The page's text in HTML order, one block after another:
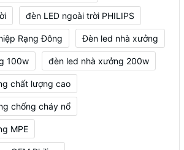
đèn LED ngoài trời PHILIPS
Rạng Đông Đèn led nhà xưởng
100w đèn led nhà xưởng 200w
chất lượng cao
chống cháy nổ
MPE